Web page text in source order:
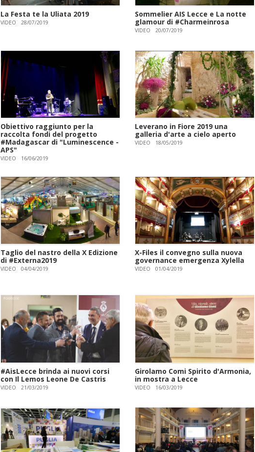
La Festa te la Uliata 2019
VIDEO 28/07/2019
Sommelier AIS Lecce e La notte
glamour di #Charmeinrosa
VIDEO 20/07/2019
Obiettivo raggiunto per la
raccolta fondi del progetto
#Madagascar di "Luminescence -
APS"
VIDEO 16/06/2019
Leverano in Fiore 2019 una
galleria d'arte a cielo aperto
VIDEO 18/05/2019
Taglio del nastro della X Edizione
di #Externa2019
VIDEO 04/04/2019
X-Files il convegno sulla nuova
governance emergenza Xylella
VIDEO 01/04/2019
#AisLecce brinda ai nuovi corsi
con Il Lemos Leone De Castris
VIDEO 21/03/2019
Girolamo Comi Spirito d'Armonia,
in mostra a Lecce
VIDEO 16/03/2019